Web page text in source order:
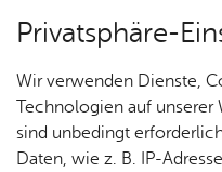
Ar­chiv
Privatsphäre-
Wir verwenden Dienste,
Technologien auf unserer
sind unbedingt
Daten, wie z. B. IP-